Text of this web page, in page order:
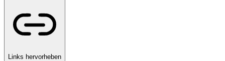
Links hervorheben